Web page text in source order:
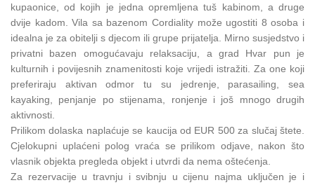
kupaonice, od kojih je jedna opremljena tuš kabinom, a druge
dvije kadom. Vila sa bazenom Cordiality može ugostiti 8 osoba i
idealna je za obitelji s djecom ili grupe prijatelja. Mirno susjedstvo i
privatni bazen omogućavaju relaksaciju, a grad Hvar pun je
kulturnih i povijesnih znamenitosti koje vrijedi istražiti. Za one koji
preferiraju aktivan odmor tu su jedrenje, parasailing, sea
kayaking, penjanje po stijenama, ronjenje i još mnogo drugih
aktivnosti.
Prilikom dolaska naplaćuje se kaucija od EUR 500 za slučaj štete.
Cjelokupni uplaćeni polog vraća se prilikom odjave, nakon što
vlasnik objekta pregleda objekt i utvrdi da nema oštećenja.
Za rezervacije u travnju i svibnju u cijenu najma uključen je i